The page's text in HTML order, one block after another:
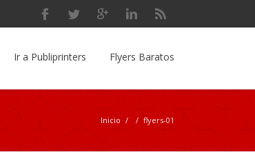
Ir a Publiprinters Flyers Baratos
Inicio / / flyers-01